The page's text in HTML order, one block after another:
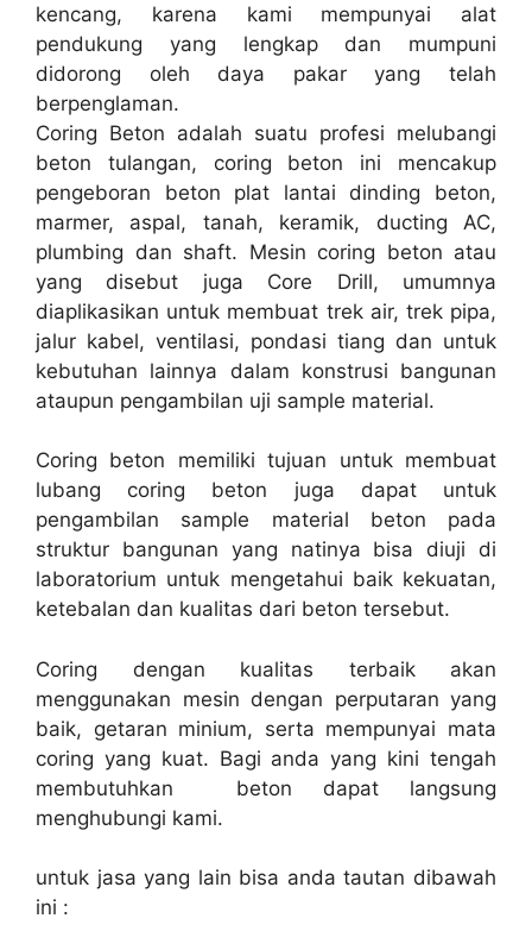
kencang, karena kami mempunyai alat
pendukung yang lengkap dan mumpuni
didorong oleh daya pakar yang telah
berpenglaman.
Coring Beton adalah suatu profesi melubangi
beton tulangan, coring beton ini mencakup
pengeboran beton plat lantai dinding beton,
marmer, aspal, tanah, keramik, ducting AC,
plumbing dan shaft. Mesin coring beton atau
yang disebut juga Core Drill, umumnya
diaplikasikan untuk membuat trek air, trek pipa,
jalur kabel, ventilasi, pondasi tiang dan untuk
kebutuhan lainnya dalam konstrusi bangunan
ataupun pengambilan uji sample material.
Coring beton memiliki tujuan untuk membuat
lubang coring beton juga dapat untuk
pengambilan sample material beton pada
struktur bangunan yang natinya bisa diuji di
laboratorium untuk mengetahui baik kekuatan,
ketebalan dan kualitas dari beton tersebut.
Coring dengan kualitas terbaik akan
menggunakan mesin dengan perputaran yang
baik, getaran minium, serta mempunyai mata
coring yang kuat. Bagi anda yang kini tengah
membutuhkan beton dapat langsung
menghubungi kami.
untuk jasa yang lain bisa anda tautan dibawah
ini :